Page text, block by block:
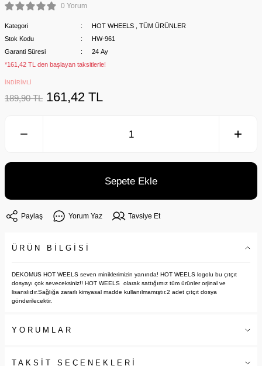
0 Yorum
Kategori HOT WHEELS
TÜM ÜRÜNLER
Stok Kodu
HW-961
Garanti Süresi
24 Ay
*161,42 TL den başlayan taksitlerle!
İNDİRİMLİ
189,90 TL 161,42 TL
Sepete Ekle
Paylaş Yorum Yaz Tavsiye Et
ÜRÜN BİLGİSİ
DEKOMUS HOT WEELS seven miniklerimizin yanında! HOT WEELS logolu bu çıtçıt
dosyayı çok seveceksiniz!! HOT WEELS olarak sattığımız tüm ürünler orjinal ve
lisanslıdır.Sağlığa zararlı kimyasal madde kullanılmamıştır.2 adet çıtçıt dosya
gönderilecektir.
YORUMLAR
TAKSİT SEÇENEKLERİ